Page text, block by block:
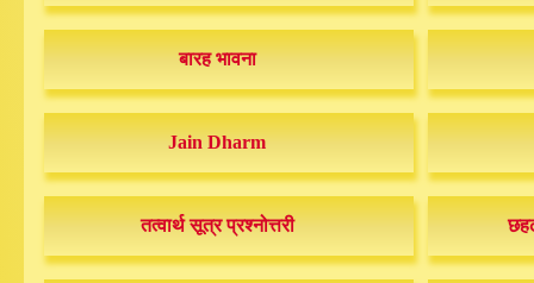
बारह भावना
Jain Dharm
तत्वार्थ सूत्र प्रश्नोत्तरी